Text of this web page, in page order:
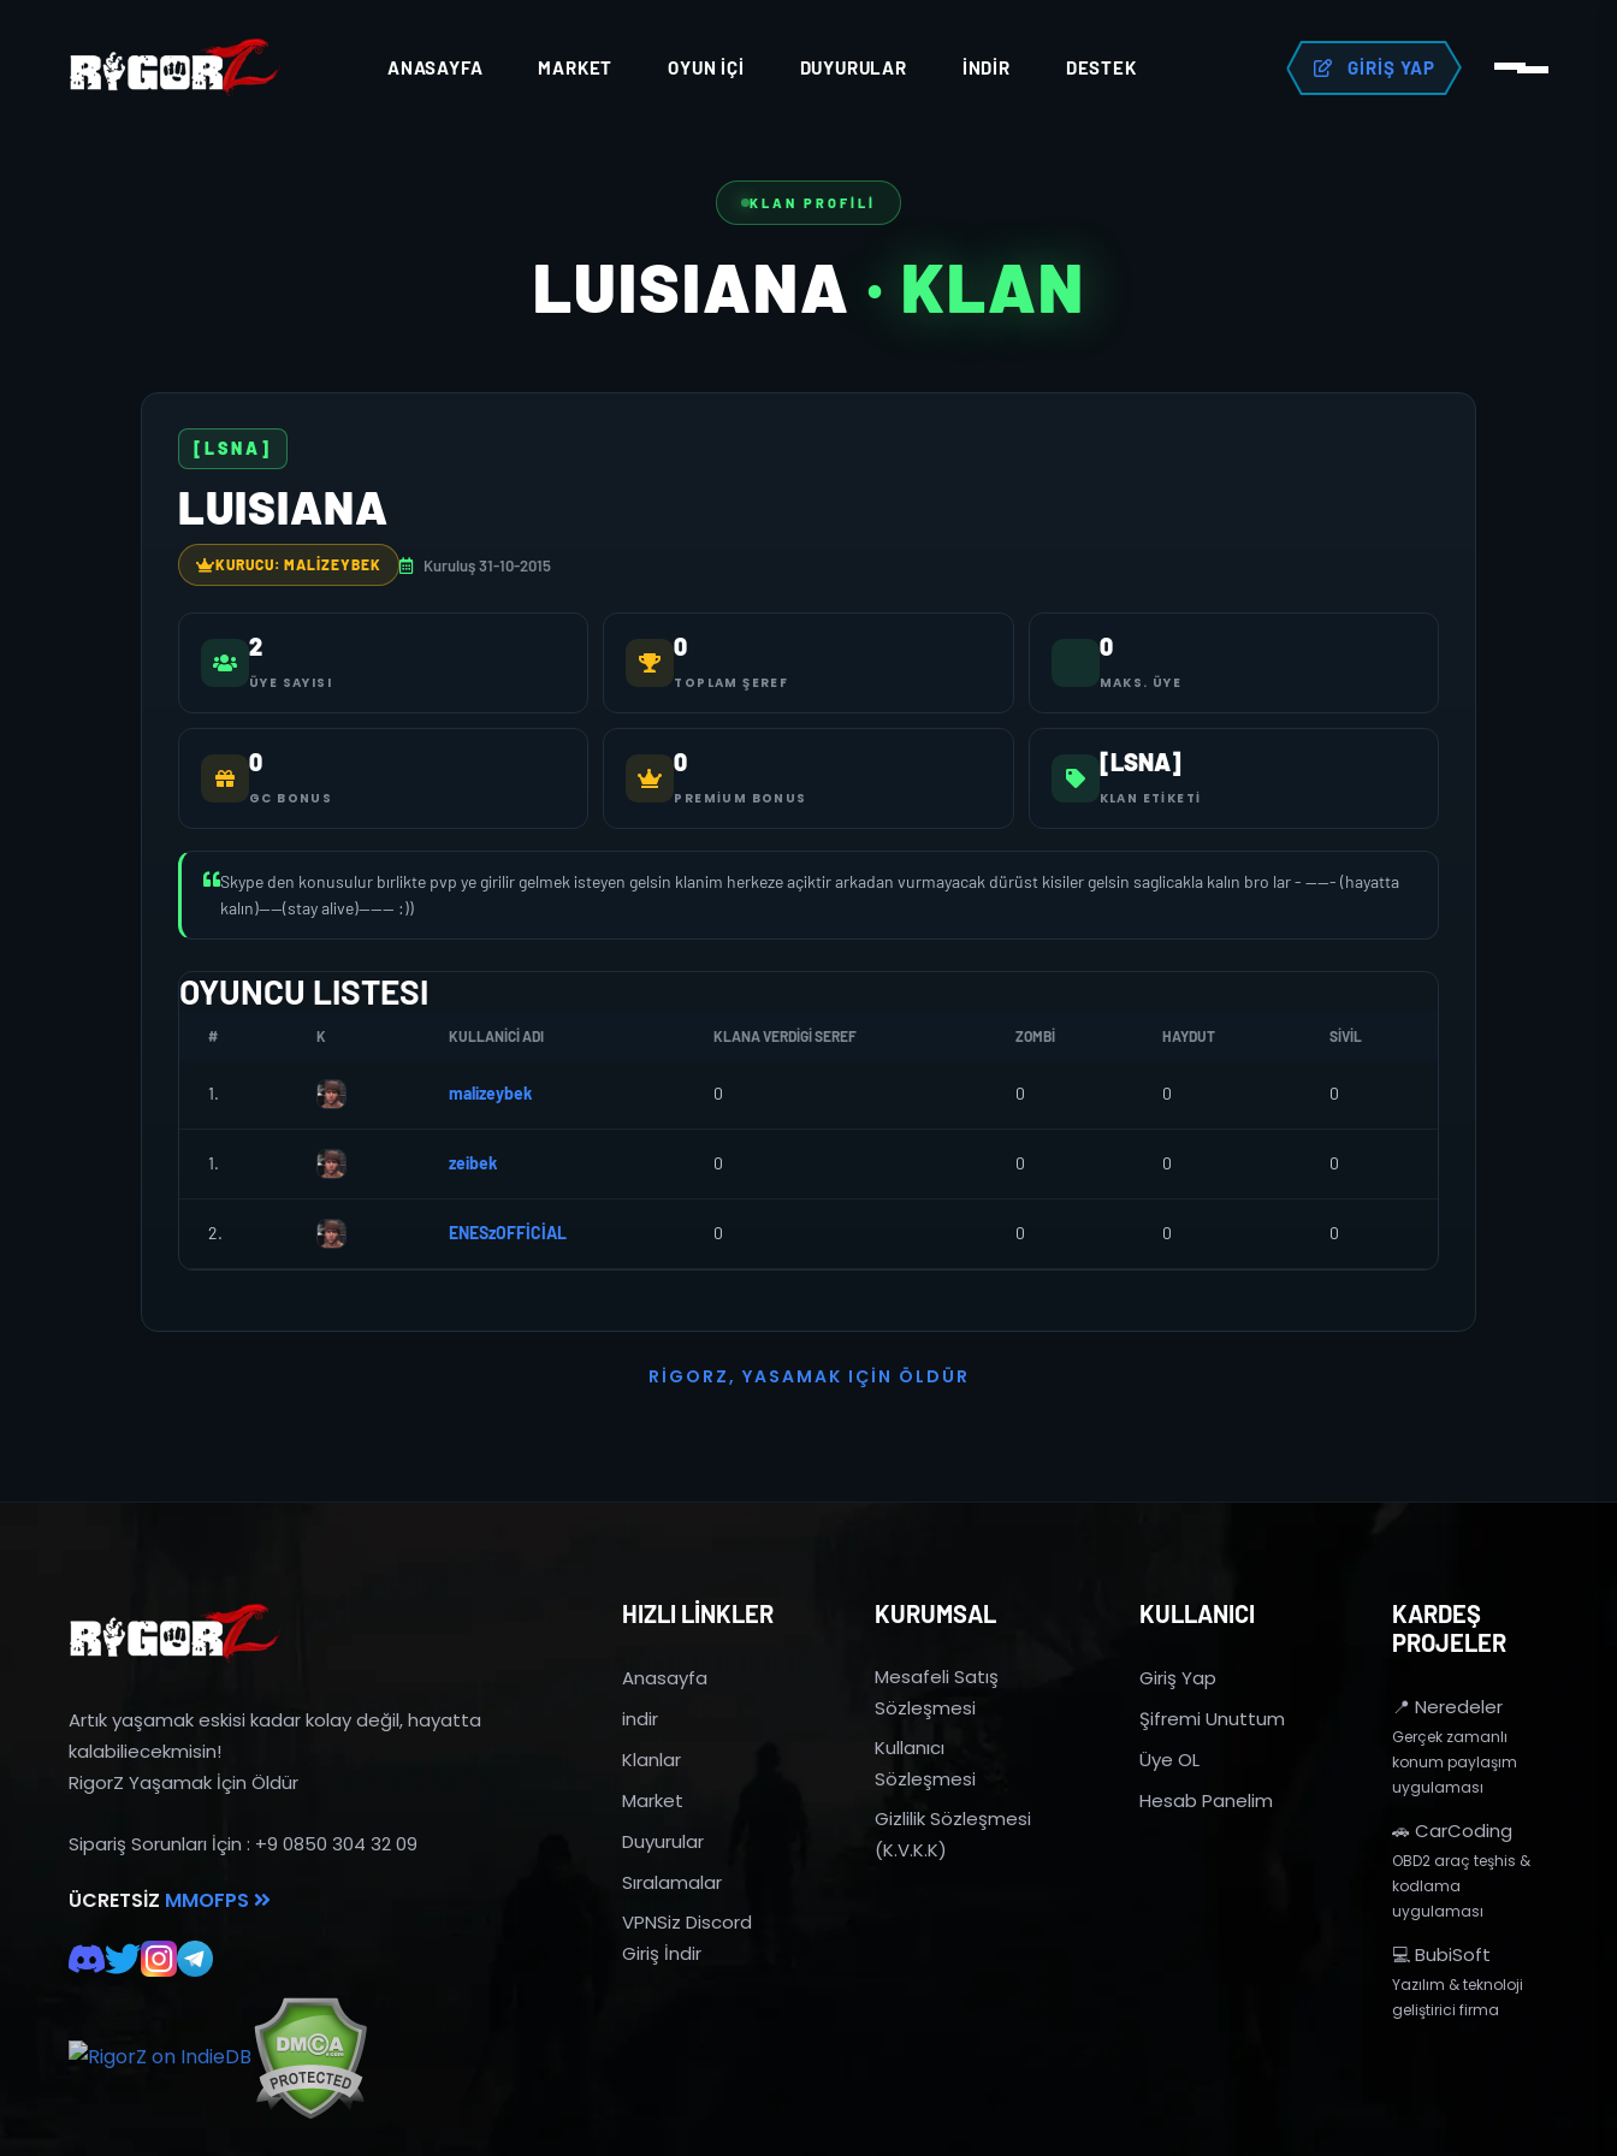
ANASAYFA MARKET OYUN İÇI DUYURULAR İNDIR DESTEK GIRIŞ YAP
KLAN PROFILI
LUISIANA · KLAN
[LSNA]
LUISIANA
KURUCU: MALIZEYBEK Kuruluş 31-10-2015
2
ÜYE SAYISI
0
TOPLAM ŞEREF
0
MAKS. ÜYE
0
GC BONUS
0
PREMIUM BONUS
[LSNA]
KLAN ETIKETI
Skype den konusulur bırlikte pvp ye girilir gelmek isteyen gelsin klanim herkeze açiktir arkadan vurmayacak dürüst kisiler gelsin saglicakla kalın bro lar - ----- (hayatta
kalın)----(stay alive)------ :))
OYUNCU LISTESI
# K KULLANICI ADI KLANA VERDIGI SEREF ZOMBI HAYDUT SIVIL
1. malizeybek 0 0 0 0
1. zeibek 0 0 0 0
2. ENESzOFFİCİAL 0 0 0 0
R I G O R Z, YASAMAK I ÇI N Ö L D Ü R
Artık yaşamak eskisi kadar kolay değil, hayatta
kalabiliecekmisin!
RigorZ Yaşamak İçin Öldür
Sipariş Sorunları İçin : +9 0850 304 32 09
ÜCRETSIZ MMOFPS
HIZLI LİNKLER
Anasayfa
indir
Klanlar
Market
Duyurular
Sıralamalar
VPNSiz Discord
Giriş İndir
KURUMSAL
Mesafeli Satış
Sözleşmesi
Kullanıcı
Sözleşmesi
Gizlilik Sözleşmesi
(K.V.K.K)
KULLANICI
Giriş Yap
Şifremi Unuttum
Üye OL
Hesab Panelim
KARDEŞ
PROJELER
📍 Neredeler
Gerçek zamanlı
konum paylaşım
uygulaması
🚗 CarCoding
OBD2 araç teşhis &
kodlama
uygulaması
💻 BubiSoft
Yazılım & teknoloji
geliştirici firma